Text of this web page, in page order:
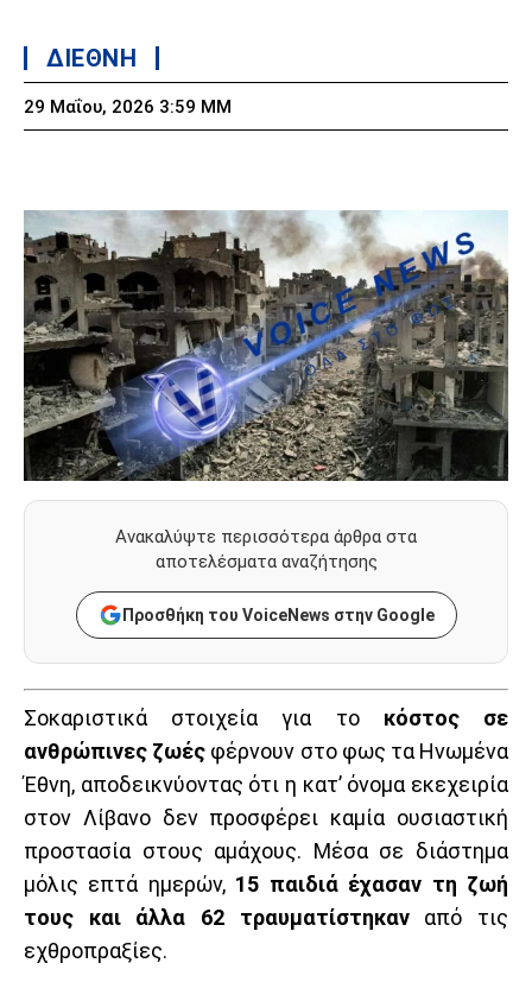
ΔΙΕΘΝΗ
29 Μαΐου, 2026 3:59 ΜΜ
Ανακαλύψτε περισσότερα άρθρα στα
αποτελέσματα αναζήτησης
Προσθήκη του VoiceNews στην Google
Σοκαριστικά στοιχεία για το κόστος σε
ανθρώπινες ζωές φέρνουν στο φως τα Ηνωμένα
Έθνη, αποδεικνύοντας ότι η κατ’ όνομα εκεχειρία
στον Λίβανο δεν προσφέρει καμία ουσιαστική
προστασία στους αμάχους. Μέσα σε διάστημα
μόλις επτά ημερών, 15 παιδιά έχασαν τη ζωή
τους και άλλα 62 τραυματίστηκαναπό τις
εχθροπραξίες.